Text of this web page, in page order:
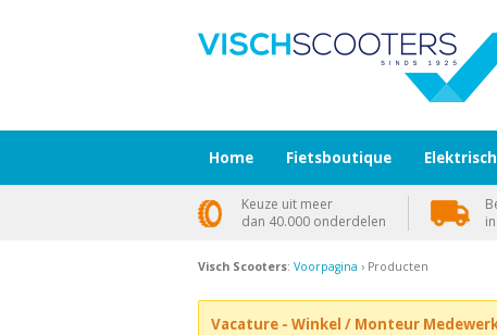
Visch Scooters: Voorpagina › Producten
Vacature - Winkel / Monteur
Home Fietsboutique
Keuze uit meer
dan 40.000 onderdelen